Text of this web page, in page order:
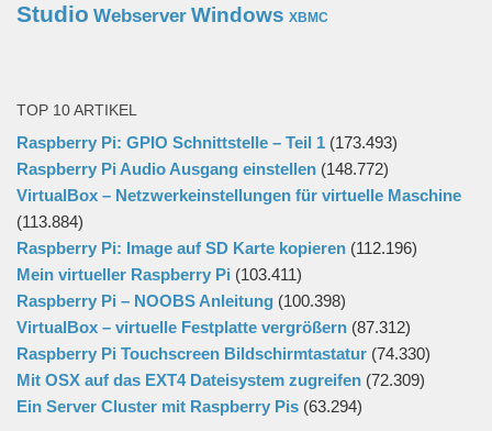
Studio Webserver Windows XBMC
TOP 10 ARTIKEL
Raspberry Pi: GPIO Schnittstelle – Teil 1 (173.493)
Raspberry Pi Audio Ausgang einstellen (148.772)
VirtualBox – Netzwerkeinstellungen für virtuelle Maschine
(113.884)
Raspberry Pi: Image auf SD Karte kopieren (112.196)
Mein virtueller Raspberry Pi (103.411)
Raspberry Pi – NOOBS Anleitung (100.398)
VirtualBox – virtuelle Festplatte vergrößern (87.312)
Raspberry Pi Touchscreen Bildschirmtastatur (74.330)
Mit OSX auf das EXT4 Dateisystem zugreifen (72.309)
Ein Server Cluster mit Raspberry Pis (63.294)